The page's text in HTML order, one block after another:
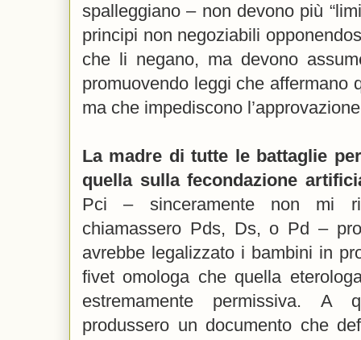
spalleggiano – non devono più
principi non negoziabili
che li negano, ma devono
promuovendo leggi che affermano
ma che impediscono
La madre di tutte le battaglie
quella sulla fecondazione
Pci – sinceramente non mi
chiamassero Pds, Ds, o Pd –
avrebbe legalizzato i bambini in
fivet omologa che quella
estremamente permissiva.
produssero un documento che